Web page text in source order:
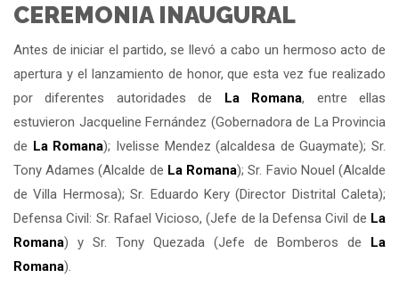
CEREMONIA INAUGURAL
Antes de iniciar el partido, se llevó a cabo un hermoso acto de
apertura y el lanzamiento de honor, que esta vez fue realizado
por diferentes autoridades de La Romana, entre ellas
estuvieron Jacqueline Fernández (Gobernadora de La Provincia
de La Romana); Ivelisse Mendez (alcaldesa de Guaymate); Sr.
Tony Adames (Alcalde de La Romana); Sr. Favio Nouel (Alcalde
de Villa Hermosa); Sr. Eduardo Kery (Director Distrital Caleta);
Defensa Civil: Sr. Rafael Vicioso, (Jefe de la Defensa Civil de La
Romana) y Sr. Tony Quezada (Jefe de Bomberos de La
Romana).